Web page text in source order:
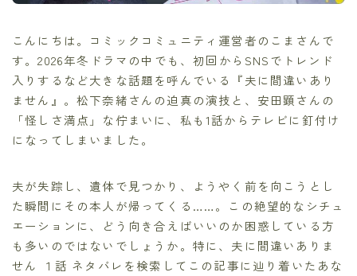
こんにちは。コミックコミュニティ運営者のこまさんで
す。2026年冬ドラマの中でも、初回からSNSでトレンド
入りするなど大きな話題を呼んでいる『夫に間違いあり
ません』。松下奈緒さんの迫真の演技と、安田顕さんの
「怪しさ満点」な佇まいに、私も1話からテレビに釘付け
になってしまいました。
夫が失踪し、遺体で見つかり、ようやく前を向こうとし
た瞬間にその本人が帰ってくる……。この絶望的なシチュ
エーションに、どう向き合えばいいのか困惑している方
も多いのではないでしょうか。特に、夫に間違いありま
せん １話 ネタバレを検索してこの記事に辿り着いたあな